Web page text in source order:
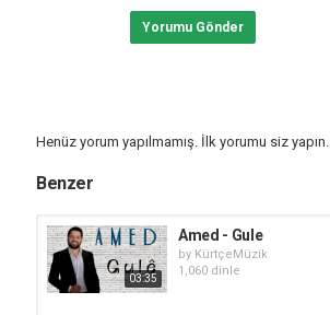
Yorumu Gönder
Henüz yorum yapılmamış. İlk yorumu siz yapın.
Benzer
03:35
Amed - Gule
by KürtçeMüzik
1,060 dinle